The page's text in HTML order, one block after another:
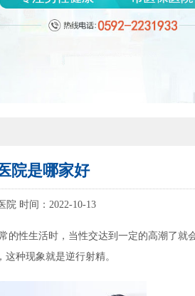
院是哪家好
院 时间：2022-10-13
生活时，当性交达到一定的高潮了就
种现象就是逆行射精。